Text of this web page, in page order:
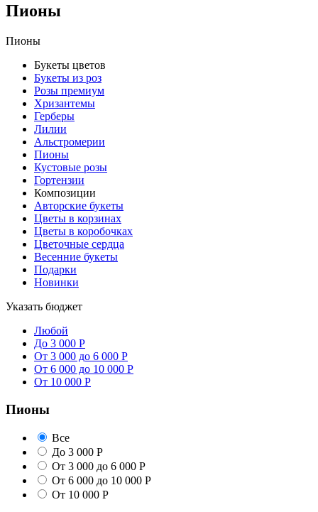
Пионы
Пионы
Букеты цветов
Букеты из роз
Розы премиум
Хризантемы
Герберы
Лилии
Альстромерии
Пионы
Кустовые розы
Гортензии
Композиции
Авторские букеты
Цветы в корзинах
Цветы в коробочках
Цветочные сердца
Весенние букеты
Подарки
Новинки
Указать бюджет
Любой
До 3 000 Р
От 3 000 до 6 000 Р
От 6 000 до 10 000 Р
От 10 000 Р
Пионы
Все
До 3 000 Р
От 3 000 до 6 000 Р
От 6 000 до 10 000 Р
От 10 000 Р